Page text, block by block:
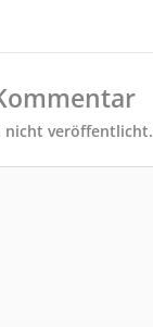
nicht veröffentlicht.